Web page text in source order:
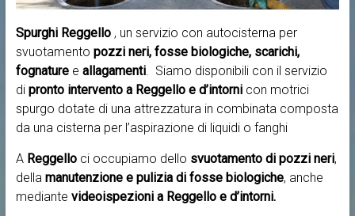
Spurghi Reggello , un servizio con autocisterna per
svuotamento pozzi neri, fosse biologiche, scarichi,
fognature e allagamenti. Siamo disponibili con il servizio
di pronto intervento a Reggello e d’intornicon motrici
spurgo dotate di una attrezzatura in combinata composta
da una cisterna per l’aspirazione di liquidi o fanghi
A Reggello ci occupiamo dello svuotamento di pozzi neri,
della manutenzione e pulizia di fosse biologiche, anche
mediante videoispezioni a Reggello e d’intorni.